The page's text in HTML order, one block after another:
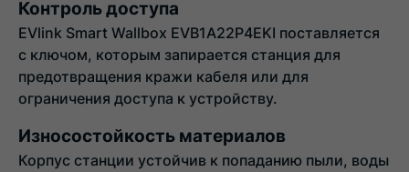
Контроль доступа
EVlink Smart Wallbox EVB1A22P4EKI поставляется
с ключом, которым запирается станция для
предотвращения кражи кабеля или для
ограничения доступа к устройству.
Износостойкость материалов
Корпус станции устойчив к попаданию пыли, воды